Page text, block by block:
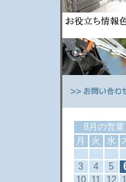
8月の営
月
火 水
3
4 5
10
11 12